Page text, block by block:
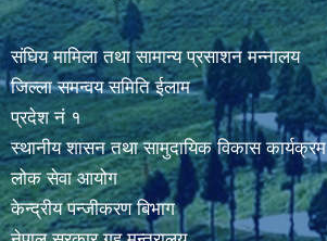
संघिय मामिला तथा सामान्य प्रसाशन मन्नालय
जिल्ला समन्वय समिति ईलाम
प्रदेश नं १
स्थानीय शासन तथा सामुदायिक विकास कार्यक्रम
लोक सेवा आयोग
केन्द्रीय पन्जीकरण बिभाग